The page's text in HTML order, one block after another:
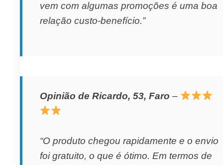
vem com algumas promoções é uma boa
relação custo-benefício.”
Opinião de Ricardo, 53, Faro –
“O produto chegou rapidamente e o envio
foi gratuito, o que é ótimo. Em termos de